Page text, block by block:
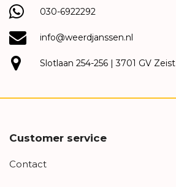
030-6922292
info@weerdjanssen.nl
Slotlaan 254-256 | 3701 GV Zeist
Customer service
Contact